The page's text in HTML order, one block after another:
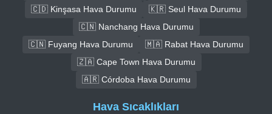
🇨🇩 Kinşasa Hava Durumu
🇰🇷 Seul Hava Durumu
🇨🇳 Nanchang Hava Durumu
🇨🇳 Fuyang Hava Durumu
🇲🇦 Rabat Hava Durumu
🇿🇦 Cape Town Hava Durumu
🇦🇷 Córdoba Hava Durumu
Hava Sıcaklıkları